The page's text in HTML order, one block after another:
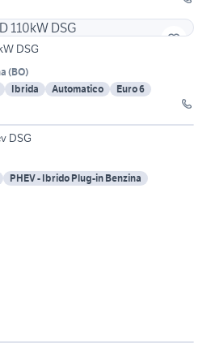
DSG
(BO)
Ibrida Automatico
Euro 6
DSG
PHEV - Ibrido Plug-in Benzina